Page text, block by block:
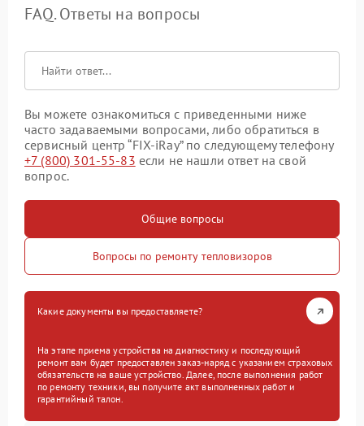
FAQ. Ответы на вопросы
Вы можете ознакомиться с приведенными ниже
часто задаваемыми вопросами, либо обратиться в
сервисный центр “FIX-iRay” по следующему телефону
+7 (800) 301-55-83 если не нашли ответ на свой
вопрос.
Общие вопросы
Вопросы по ремонту тепловизоров
Какие документы вы предоставляете?
На этапе приема устройства на диагностику и последующий
ремонт вам будет предоставлен заказ-наряд с указанием страховых
обязательств на ваше устройство. Далее, после выполнения работ
по ремонту техники, вы получите акт выполненных работ и
гарантийный талон.